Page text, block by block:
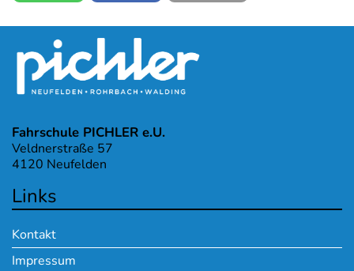
Fahrschule PICHLER e.U.
Veldnerstraße 57
4120 Neufelden
Links
Kontakt
Impressum